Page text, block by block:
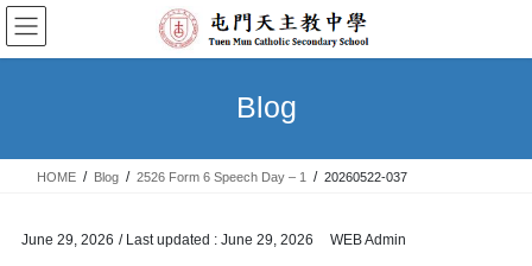
Skip
the
Skip
the
Blog
HOME Blog 2526 Form 6 Speech Day – 1 20260522-037
June 29, 2026 / Last updated : June 29, 2026 WEB Admin